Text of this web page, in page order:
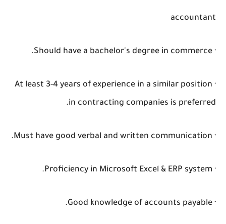
accountant
· Should have a bachelor's degree in commerce.
· At least 3-4 years of experience in a similar position
in contracting companies is preferred.
· Must have good verbal and written communication.
· Proficiency in Microsoft Excel & ERP system.
· Good knowledge of accounts payable.